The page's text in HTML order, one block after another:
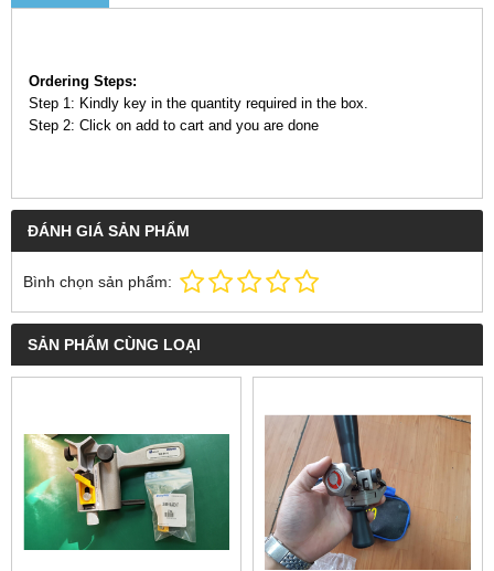
Ordering Steps:
Step 1: Kindly key in the quantity required in the box.
Step 2: Click on add to cart and you are done
ĐÁNH GIÁ SẢN PHẨM
Bình chọn sản phẩm:
SẢN PHẨM CÙNG LOẠI